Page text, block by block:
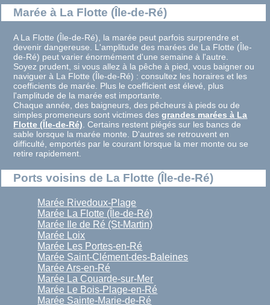
Marée à La Flotte (Île-de-Ré)
A La Flotte (Île-de-Ré), la marée peut parfois surprendre et
devenir dangereuse. L'amplitude des marées de La Flotte (Île-
de-Ré) peut varier énormément d'une semaine à l'autre.
Soyez prudent, si vous allez à la pêche à pied, vous baigner ou
naviguer à La Flotte (Île-de-Ré) : consultez les horaires et les
coefficients de marée. Plus le coefficient est élevé, plus
l'amplitude de la marée est importante.
Chaque année, des baigneurs, des pêcheurs à pieds ou de
simples promeneurs sont victimes desgrandes marées à La
Flotte (Île-de-Ré) . Certains restent piégés sur les bancs de
sable lorsque la marée monte. D'autres se retrouvent en
difficulté, emportés par le courant lorsque la mer monte ou se
retire rapidement.
Ports voisins de La Flotte (Île-de-Ré)
Marée Rivedoux-Plage
Marée La Flotte (Île-de-Ré)
Marée Ile de Ré (St-Martin)
Marée Loix
Marée Les Portes-en-Ré
Marée Saint-Clément-des-Baleines
Marée Ars-en-Ré
Marée La Couarde-sur-Mer
Marée Le Bois-Plage-en-Ré
Marée Sainte-Marie-de-Ré